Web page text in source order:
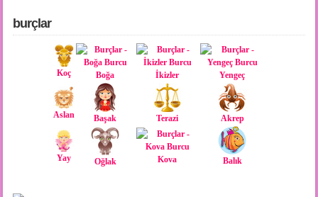
burçlar
Koç Boğa İkizler Yengeç
Aslan Başak Terazi Akrep
Yay Oğlak Kova Balık